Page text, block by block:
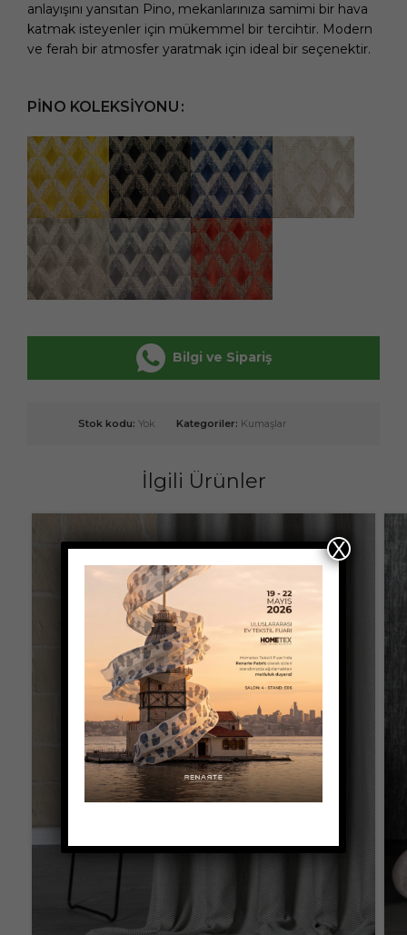
anlayışını yansıtan Pino, mekanlarınıza samimi bir hava
katmak isteyenler için mükemmel bir tercihtir. Modern
ve ferah bir atmosfer yaratmak için ideal bir seçenektir.
PINO KOLEKSIYONU
Bilgi ve Sipariş
Stok kodu: Yok Kategoriler: Kumaşlar
İlgili Ürünler
X